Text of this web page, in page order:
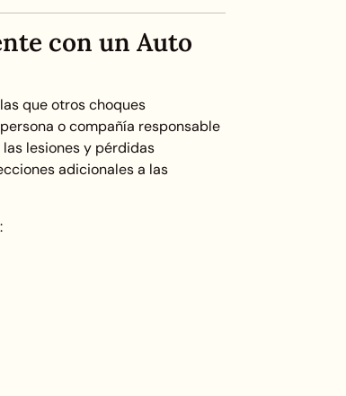
con un Auto
que otros choques
o compañía responsable
lesiones y pérdidas
adicionales a las